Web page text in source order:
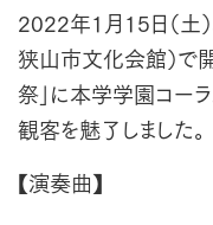
2022年1月15日（土）
狭山市文化会館）で
祭」に本学学園コー
観客を魅了しました。
【演奏曲】